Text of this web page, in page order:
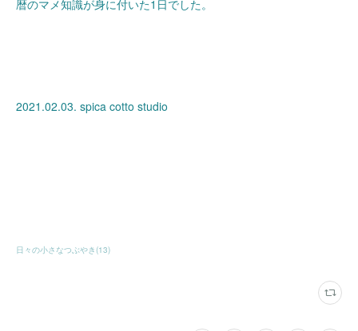
暦のマメ知識が身に付いた1日でした。
2021.02.03. spica cotto studio
日々の小さなつぶやき(13)